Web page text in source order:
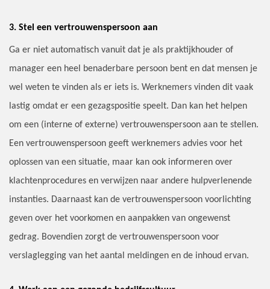
3. Stel een vertrouwenspersoon aan
Ga er niet automatisch vanuit dat je als praktijkhouder of
manager een heel benaderbare persoon bent en dat mensen je
wel weten te vinden als er iets is. Werknemers vinden dit vaak
lastig omdat er een gezagspositie speelt. Dan kan het helpen
om een (interne of externe) vertrouwenspersoon aan te stellen.
Een vertrouwenspersoon geeft werknemers advies voor het
oplossen van een situatie, maar kan ook informeren over
klachtenprocedures en verwijzen naar andere hulpverlenende
instanties. Daarnaast kan de vertrouwenspersoon voorlichting
geven over het voorkomen en aanpakken van ongewenst
gedrag. Bovendien zorgt de vertrouwenspersoon voor
verslaglegging van het aantal meldingen en de inhoud ervan.